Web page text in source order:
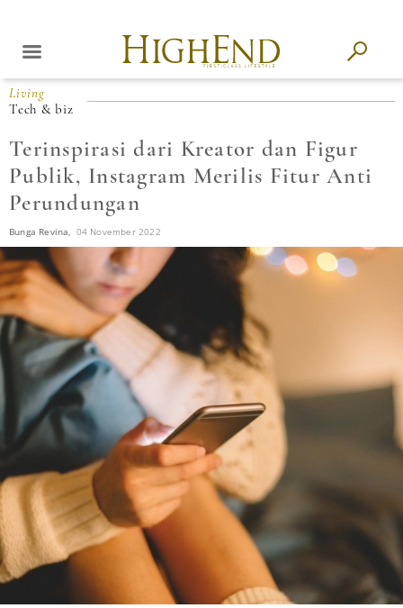
Living
Tech & biz
Terinspirasi dari Kreator dan Figur
Publik, Instagram Merilis Fitur Anti
Perundungan
Bunga Revina, 04 November 2022